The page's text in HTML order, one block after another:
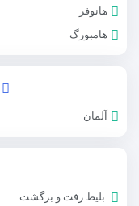
هانوفر
هامبورگ
آلمان
بلیط رفت و برگشت